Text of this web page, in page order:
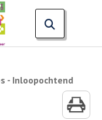
- Inloopochtend